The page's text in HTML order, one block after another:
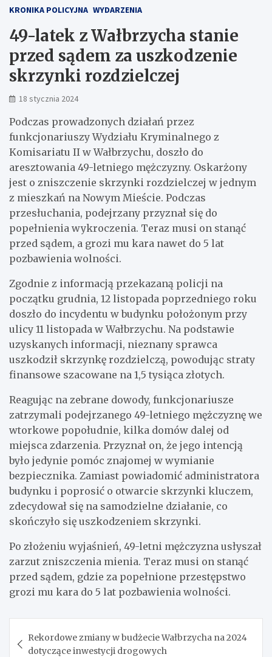
KRONIKA POLICYJNA WYDARZENIA
49-latek z Wałbrzycha stanie
przed sądem za uszkodzenie
skrzynki rozdzielczej
18 stycznia 2024
Podczas prowadzonych działań przez
funkcjonariuszy Wydziału Kryminalnego z
Komisariatu II w Wałbrzychu, doszło do
aresztowania 49-letniego mężczyzny. Oskarżony
jest o zniszczenie skrzynki rozdzielczej w jednym
z mieszkań na Nowym Mieście. Podczas
przesłuchania, podejrzany przyznał się do
popełnienia wykroczenia. Teraz musi on stanąć
przed sądem, a grozi mu kara nawet do 5 lat
pozbawienia wolności.
Zgodnie z informacją przekazaną policji na
początku grudnia, 12 listopada poprzedniego roku
doszło do incydentu w budynku położonym przy
ulicy 11 listopada w Wałbrzychu. Na podstawie
uzyskanych informacji, nieznany sprawca
uszkodził skrzynkę rozdzielczą, powodując straty
finansowe szacowane na 1,5 tysiąca złotych.
Reagując na zebrane dowody, funkcjonariusze
zatrzymali podejrzanego 49-letniego mężczyznę we
wtorkowe popołudnie, kilka domów dalej od
miejsca zdarzenia. Przyznał on, że jego intencją
było jedynie pomóc znajomej w wymianie
bezpiecznika. Zamiast powiadomić administratora
budynku i poprosić o otwarcie skrzynki kluczem,
zdecydował się na samodzielne działanie, co
skończyło się uszkodzeniem skrzynki.
Po złożeniu wyjaśnień, 49-letni mężczyzna usłyszał
zarzut zniszczenia mienia. Teraz musi on stanąć
przed sądem, gdzie za popełnione przestępstwo
grozi mu kara do 5 lat pozbawienia wolności.
wpisu
Rekordowe zmiany w budżecie Wałbrzycha na 2024
dotyczące inwestycji drogowych